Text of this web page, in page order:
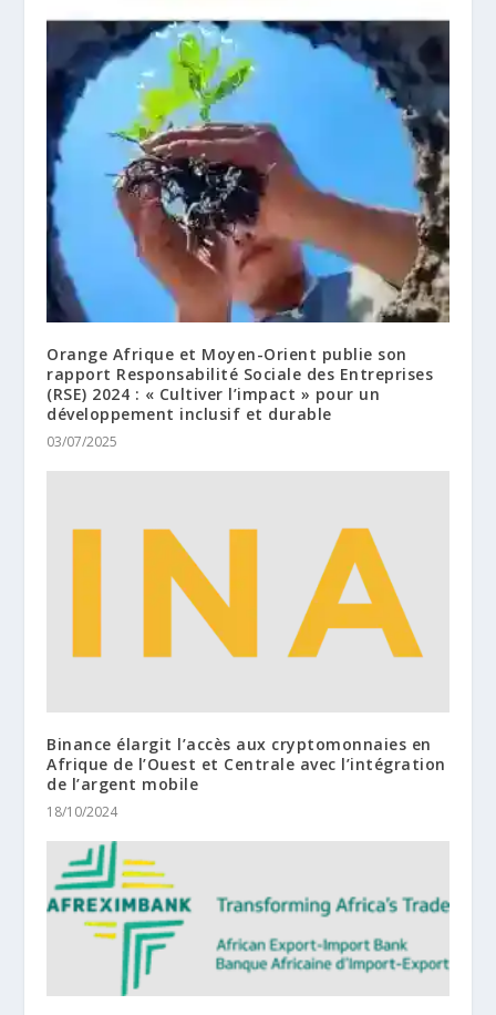
Orange Afrique et Moyen-Orient publie son
rapport Responsabilité Sociale des Entreprises
(RSE) 2024 : « Cultiver l’impact » pour un
développement inclusif et durable
03/07/2025
Binance élargit l’accès aux cryptomonnaies en
Afrique de l’Ouest et Centrale avec l’intégration
de l’argent mobile
18/10/2024